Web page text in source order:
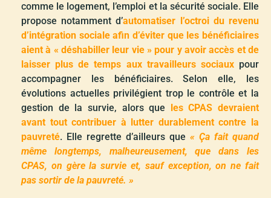
comme le logement, l’emploi et la sécurité sociale. Elle
propose notamment d’automatiser l’octroi du revenu
d’intégration sociale afin d’éviter que les bénéficiaires
aient à « déshabiller leur vie » pour y avoir accès et de
laisser plus de temps aux travailleurs sociauxpour
accompagner les bénéficiaires. Selon elle, les
évolutions actuelles privilégient trop le contrôle et la
gestion de la survie, alors que
les CPAS devraient
avant tout contribuer à lutter durablement contre la
pauvreté. Elle regrette d’ailleurs que « Ça fait quand
même longtemps, malheureusement, que dans les
CPAS, on gère la survie et, sauf exception, on ne fait
pas sortir de la pauvreté. »